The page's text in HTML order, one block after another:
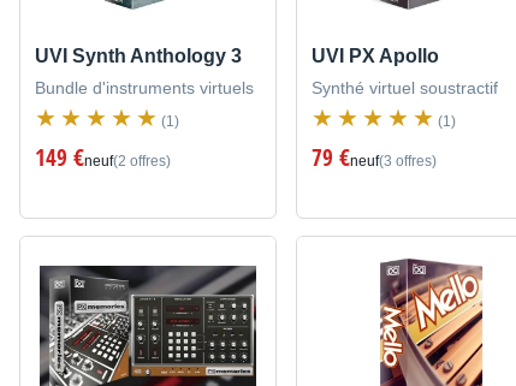
UVI Synth Anthology 3
Bundle d'instruments virtuels
(1)
149 €neuf(2 offres)
UVI PX Apollo
Synthé virtuel soustractif
(1)
79 €neuf(3 offres)